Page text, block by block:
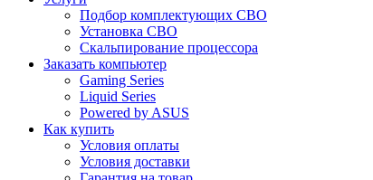
Подбор комплектующих СВО
Установка СВО
Скальпирование процессора
Заказать компьютер
Gaming Series
Liquid Series
Powered by ASUS
Как купить
Условия оплаты
Условия доставки